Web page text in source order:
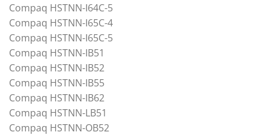
Compaq HSTNN-I64C-5
Compaq HSTNN-I65C-4
Compaq HSTNN-I65C-5
Compaq HSTNN-IB51
Compaq HSTNN-IB52
Compaq HSTNN-IB55
Compaq HSTNN-IB62
Compaq HSTNN-LB51
Compaq HSTNN-OB52